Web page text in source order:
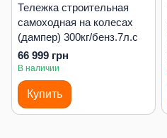
Тележка строительная
самоходная на колесах
(дампер) 300кг/бенз.7л.с
66 999 грн
В наличии
Купить